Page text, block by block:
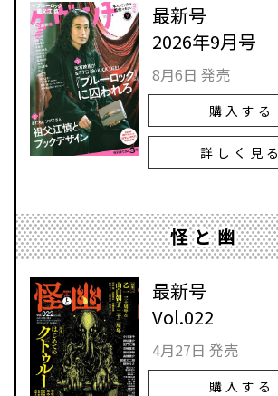
最新号
2026年9月号
8月6日 発売
購入する
詳しく見る
怪と幽
最新号
Vol.022
4月27日 発売
購入する